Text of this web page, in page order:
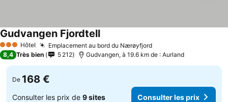
3 ÉtoilesHôtel Emplacement au bord du Nærøyfjord
Gudvangen Fjordtell
8,4 Très bien 5 212 Gudvangen, à 19.6 km de : Aurland
De 168 €
Consulter les prix de 9 sites Consulter les prix